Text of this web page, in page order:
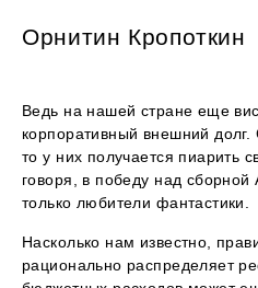
Орнитин Кропоткин
Ведь на нашей стране еще
корпоративный внешний долг.
то у них получается пиарить
говоря, в победу над сборной
только любители фантастики.
Насколько нам известно,
рационально распределяет